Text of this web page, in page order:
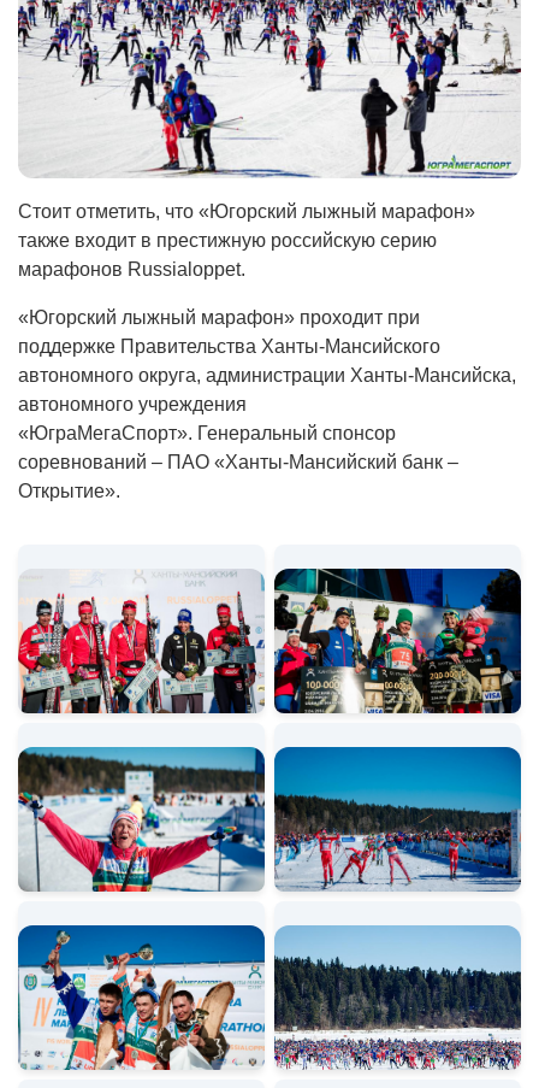
Стоит отметить, что «Югорский лыжный марафон»
также входит в престижную российскую серию
марафонов Russialoppet.
«Югорский лыжный марафон» проходит при
поддержке Правительства Ханты-Мансийского
автономного округа, администрации Ханты-Мансийска,
автономного учреждения
«ЮграМегаСпорт». Генеральный спонсор
соревнований – ПАО «Ханты-Мансийский банк –
Открытие».